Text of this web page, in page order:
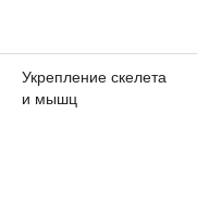
Укрепление скелета
и мышц